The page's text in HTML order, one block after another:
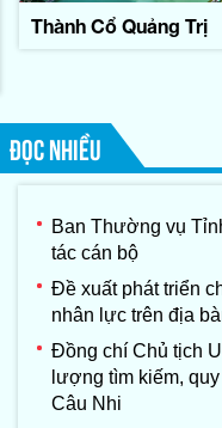
Thành Cổ Quảng Trị
ĐỌC NHIỀU
Ban Thường vụ
tác cán bộ
Đề xuất phát triển
nhân lực trên địa
Đồng chí Chủ tịch
lượng tìm kiếm,
Câu Nhi